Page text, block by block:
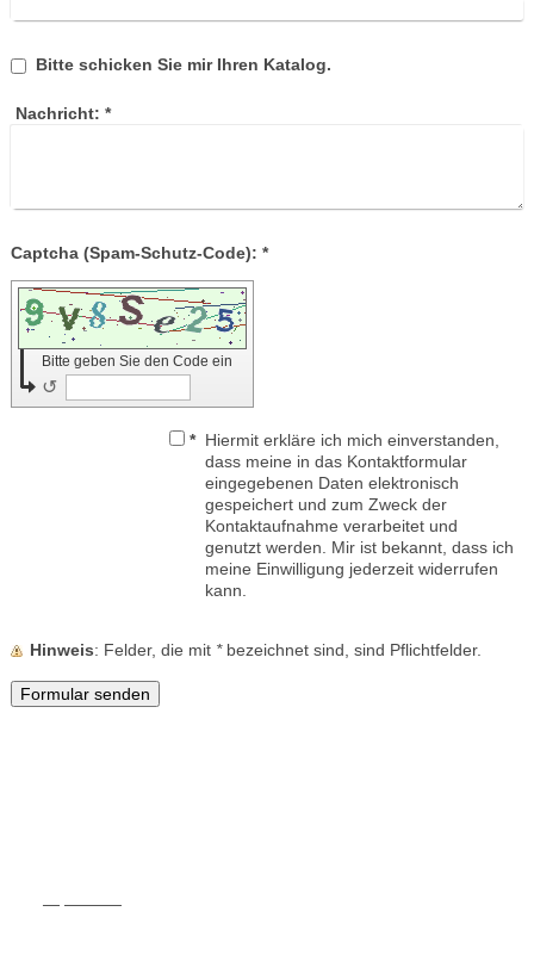
Bitte schicken Sie mir Ihren Katalog.
Nachricht: *
Captcha (Spam-Schutz-Code): *
Bitte geben Sie den Code ein
↺
* Hiermit erkläre ich mich einverstanden,
dass meine in das Kontaktformular
eingegebenen Daten elektronisch
gespeichert und zum Zweck der
Kontaktaufnahme verarbeitet und
genutzt werden. Mir ist bekannt, dass ich
meine Einwilligung jederzeit widerrufen
kann.
Hinweis : Felder, die mit *bezeichnet sind, sind Pflichtfelder.